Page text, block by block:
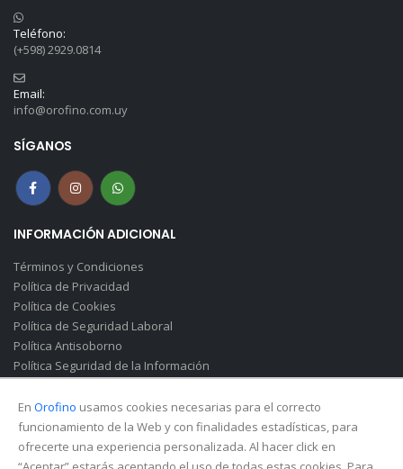
Teléfono:
(+598) 2929.0814
Email:
info@orofino.com.uy
SÍGANOS
INFORMACIÓN ADICIONAL
Términos y Condiciones
Política de Privacidad
Política de Cookies
Política de Seguridad Laboral
Política Antisoborno
Política Seguridad de la Información
En Orofino usamos cookies necesarias para el correcto
funcionamiento de la Web y con finalidades estadísticas, para
ofrecerte una experiencia personalizada. Al hacer click en